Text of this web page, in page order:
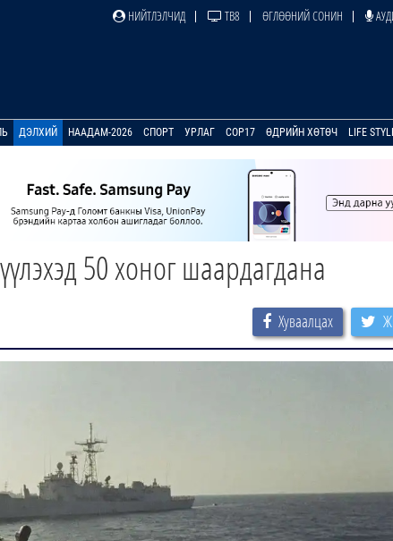
НИЙТЛЭЛЧИД ТВ8 ӨГЛӨӨНИЙ СОНИН
ДЭЛХИЙ НААДАМ-2026 СПОРТ УРЛАГ COP17 ӨДРИЙН ХӨТӨЧ LIFE
50 хоног шаардагдана
Хуваалцах